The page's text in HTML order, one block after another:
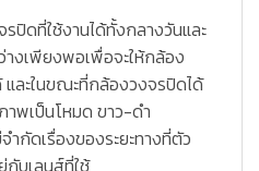
ปิดที่ใช้งานได้ทั้งกลางวันและ
งเพียงพอเพื่อจะให้กล้อง
ละในขณะที่กล้องวงจรปิดได้
าพเป็นโหมด ขาว-ดำ
ำกัดเรื่องของระยะทางที่ตัว
บเลนส์ที่ใช้